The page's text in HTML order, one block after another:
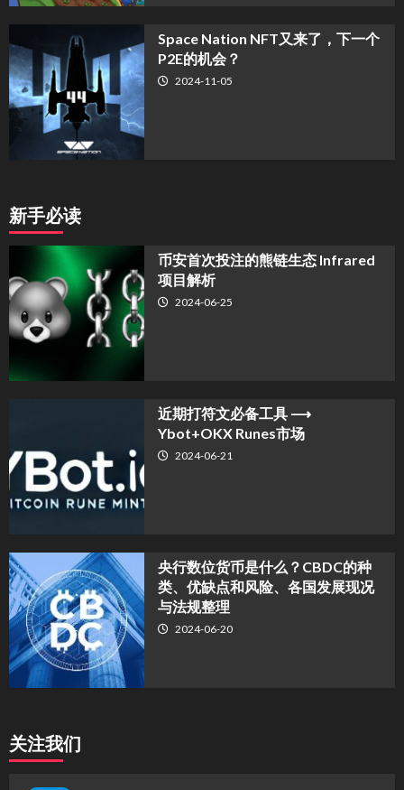
Space Nation NFT又来了，下一个
P2E的机会？
2024-11-05
新手必读
币安首次投注的熊链生态 Infrared
项目解析
2024-06-25
近期打符文必备工具 ⟶
Ybot+OKX Runes市场
2024-06-21
央行数位货币是什么？CBDC的种
类、优缺点和风险、各国发展现况
与法规整理
2024-06-20
关注我们